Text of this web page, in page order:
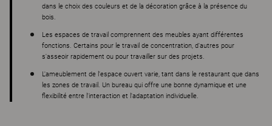
dans le choix des couleurs et de la décoration grâce à la présence du
bois.
Les espaces de travail comprennent des meubles ayant différentes
fonctions. Certains pour le travail de concentration, d'autres pour
s'asseoir rapidement ou pour travailler sur des projets.
L'ameublement de l'espace ouvert varie, tant dans le restaurant que dans
les zones de travail. Un bureau qui offre une bonne dynamique et une
flexibilité entre l'interaction et l'adaptation individuelle.